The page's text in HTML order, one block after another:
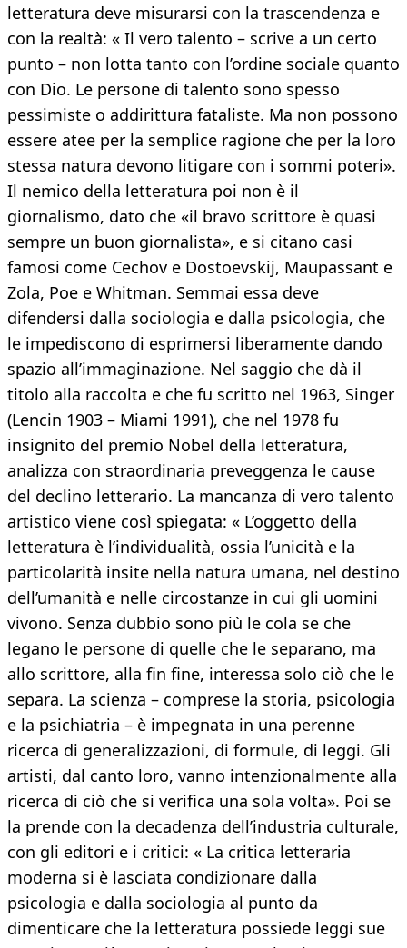
letteratura deve misurarsi con la trascendenza e
con la realtà: « Il vero talento – scrive a un certo
punto – non lotta tanto con l’ordine sociale quanto
con Dio. Le persone di talento sono spesso
pessimiste o addirittura fataliste. Ma non possono
essere atee per la semplice ragione che per la loro
stessa natura devono litigare con i sommi poteri».
Il nemico della letteratura poi non è il
giornalismo, dato che «il bravo scrittore è quasi
sempre un buon giornalista», e si citano casi
famosi come Cechov e Dostoevskij, Maupassant e
Zola, Poe e Whitman. Semmai essa deve
difendersi dalla sociologia e dalla psicologia, che
le impediscono di esprimersi liberamente dando
spazio all’immaginazione. Nel saggio che dà il
titolo alla raccolta e che fu scritto nel 1963, Singer
(Lencin 1903 – Miami 1991), che nel 1978 fu
insignito del premio Nobel della letteratura,
analizza con straordinaria preveggenza le cause
del declino letterario. La mancanza di vero talento
artistico viene così spiegata: « L’oggetto della
letteratura è l’individualità, ossia l’unicità e la
particolarità insite nella natura umana, nel destino
dell’umanità e nelle circostanze in cui gli uomini
vivono. Senza dubbio sono più le cola se che
legano le persone di quelle che le separano, ma
allo scrittore, alla fin fine, interessa solo ciò che le
separa. La scienza – comprese la storia, psicologia
e la psichiatria – è impegnata in una perenne
ricerca di generalizzazioni, di formule, di leggi. Gli
artisti, dal canto loro, vanno intenzionalmente alla
ricerca di ciò che si verifica una sola volta». Poi se
la prende con la decadenza dell’industria culturale,
con gli editori e i critici: « La critica letteraria
moderna si è lasciata condizionare dalla
psicologia e dalla sociologia al punto da
dimenticare che la letteratura possiede leggi sue